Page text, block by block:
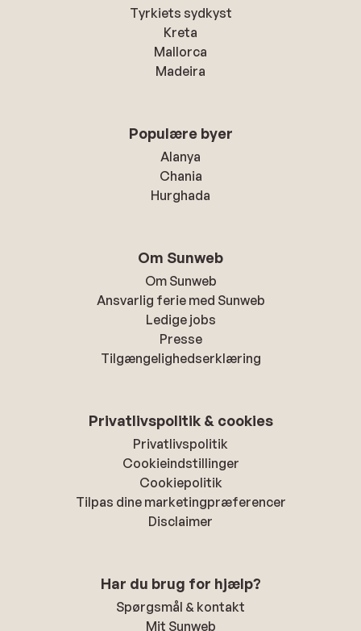
Tyrkiets sydkyst
Kreta
Mallorca
Madeira
Populære byer
Alanya
Chania
Hurghada
Om Sunweb
Om Sunweb
Ansvarlig ferie med Sunweb
Ledige jobs
Presse
Tilgængelighedserklæring
Privatlivspolitik & cookies
Privatlivspolitik
Cookieindstillinger
Cookiepolitik
Tilpas dine marketingpræferencer
Disclaimer
Har du brug for hjælp?
Spørgsmål & kontakt
Mit Sunweb